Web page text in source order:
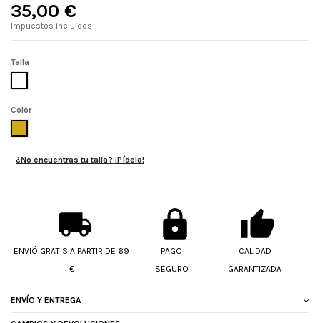
35,00 €
Impuestos incluidos
Talla
L
Color
¿No encuentras tu talla? ¡Pídela!
ENVIÓ GRATIS A PARTIR DE 69
€
PAGO
SEGURO
CALIDAD
GARANTIZADA
ENVÍO Y ENTREGA